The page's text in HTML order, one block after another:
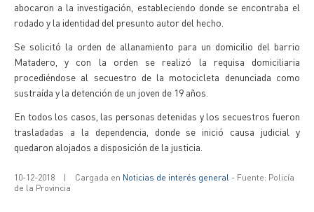
abocaron a la investigación, estableciendo donde se encontraba el
rodado y la identidad del presunto autor del hecho.
Se solicitó la orden de allanamiento para un domicilio del barrio
Matadero, y con la orden se realizó la requisa domiciliaria
procediéndose al secuestro de la motocicleta denunciada como
sustraída y la detención de un joven de 19 años.
En todos los casos, las personas detenidas y los secuestros fueron
trasladadas a la dependencia, donde se inició causa judicial y
quedaron alojados a disposición de la justicia.
10-12-2018 | Cargada en Noticias de interés general - Fuente: Policía
de la Provincia